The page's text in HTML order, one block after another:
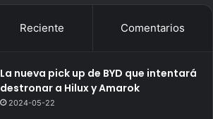
Reciente Comentarios
La nueva pick up de BYD que intentará
destronar a Hilux y Amarok
2024-05-22